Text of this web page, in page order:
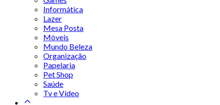
Informática
Lazer
Mesa Posta
Móveis
Mundo Beleza
Organização
Papelaria
Pet Shop
Saúde
Tv e Vídeo